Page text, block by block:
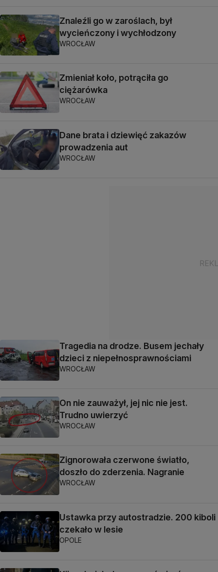
Znaleźli go w zaroślach, był
wycieńczony i wychłodzony
WROCŁAW
Zmieniał koło, potrąciła go
ciężarówka
WROCŁAW
Dane brata i dziewięć zakazów
prowadzenia aut
WROCŁAW
Tragedia na drodze. Busem jechały
dzieci z niepełnosprawnościami
WROCŁAW
On nie zauważył, jej nic nie jest.
Trudno uwierzyć
WROCŁAW
Zignorowała czerwone światło,
doszło do zderzenia. Nagranie
WROCŁAW
Ustawka przy autostradzie. 200 kiboli
czekało w lesie
OPOLE